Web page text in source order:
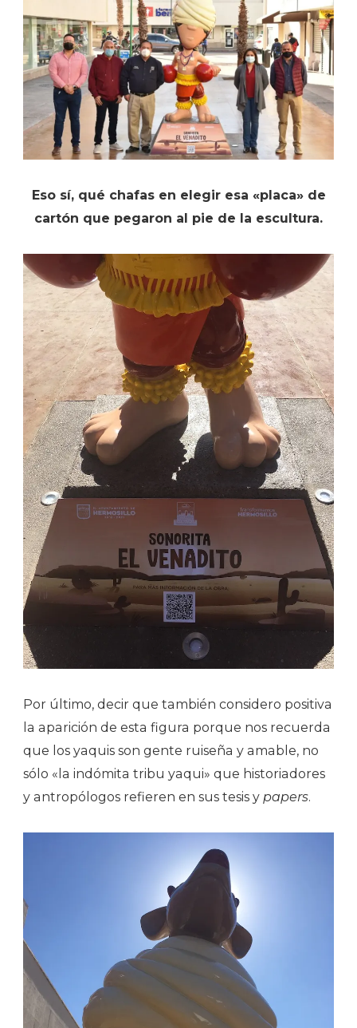
Eso sí, qué chafas en elegir esa «placa» de
cartón que pegaron al pie de la escultura.
Por último, decir que también considero positiva
la aparición de esta figura porque nos recuerda
que los yaquis son gente ruiseña y amable, no
sólo «la indómita tribu yaqui» que historiadores
y antropólogos refieren en sus tesis y papers.